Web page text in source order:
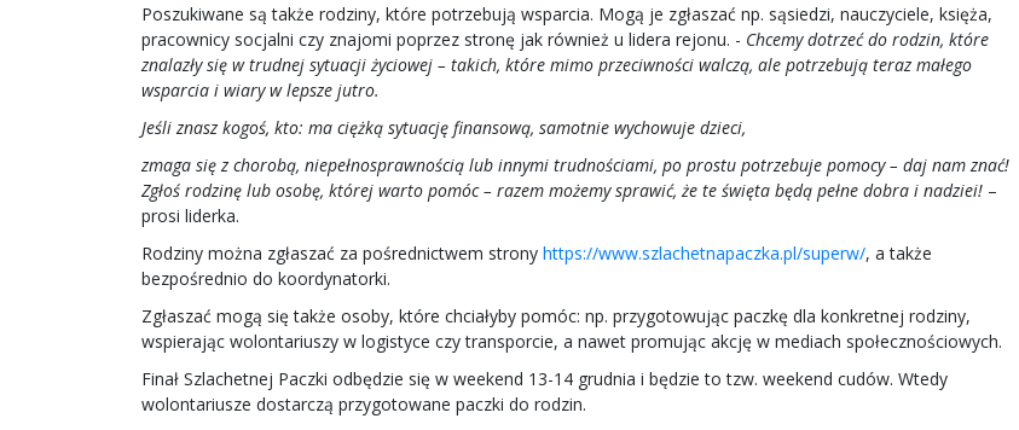
Poszukiwane są także rodziny, które potrzebują wsparcia. Mogą je zgłaszać np. sąsiedzi, nauczyciele, księża,
pracownicy socjalni czy znajomi poprzez stronę jak również u lidera rejonu. - Chcemy dotrzeć do rodzin, które
znalazły się w trudnej sytuacji życiowej – takich, które mimo przeciwności walczą, ale potrzebują teraz małego
wsparcia i wiary w lepsze jutro.
Jeśli znasz kogoś, kto: ma ciężką sytuację finansową, samotnie wychowuje dzieci,
zmaga się z chorobą, niepełnosprawnością lub innymi trudnościami, po prostu potrzebuje pomocy – daj nam znać!
Zgłoś rodzinę lub osobę, której warto pomóc – razem możemy sprawić, że te święta będą pełne dobra i nadziei! –
prosi liderka.
Rodziny można zgłaszać za pośrednictwem strony https://www.szlachetnapaczka.pl/superw/, a także
bezpośrednio do koordynatorki.
Zgłaszać mogą się także osoby, które chciałyby pomóc: np. przygotowując paczkę dla konkretnej rodziny,
wspierając wolontariuszy w logistyce czy transporcie, a nawet promując akcję w mediach społecznościowych.
Finał Szlachetnej Paczki odbędzie się w weekend 13-14 grudnia i będzie to tzw. weekend cudów. Wtedy
wolontariusze dostarczą przygotowane paczki do rodzin.